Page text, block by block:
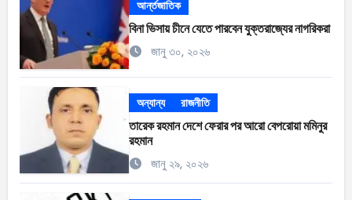
আর্ন্তজাতিক
বিনা ভিসায় চীনে যেতে পারবেন যুক্তরাজ্যের নাগরিকরা
জানু ৩০, ২০২৬
অন্যান্য রাজনীতি
তারেক রহমান দেশে ফেরার পর আরো বেপরোয়া মমিনুর
রহমান
জানু ২৯, ২০২৬